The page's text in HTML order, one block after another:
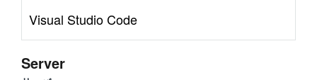
Visual Studio Code
Server